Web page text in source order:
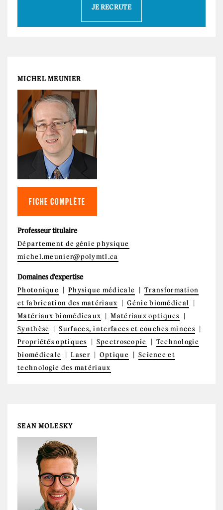
JE RECRUTE
MICHEL MEUNIER
FICHE COMPLÈTE
Professeur titulaire
Département de génie physique
michel.meunier@polymtl.ca
Domaines d'expertise
Photonique Physique médicale
Transformation
et fabrication des matériaux
Génie biomédical
Matériaux biomédicaux
Matériaux optiques
Synthèse
Surfaces, interfaces et couches minces
Propriétés optiques
Spectroscopie
Technologie
biomédicale
Laser Optique
Science et
technologie des matériaux
SEAN MOLESKY